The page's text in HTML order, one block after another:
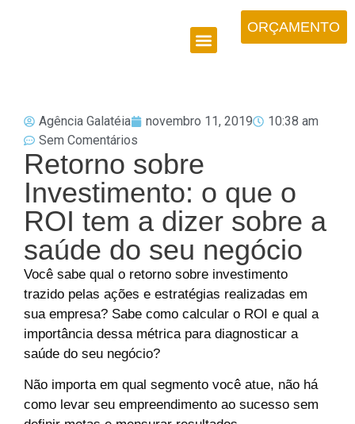
ORÇAMENTO
Agência Galatéia novembro 11, 2019
10:38 am
Sem Comentários
Retorno sobre
Investimento: o que o
ROI tem a dizer sobre a
saúde do seu negócio
Você sabe qual o retorno sobre investimento
trazido pelas ações e estratégias realizadas em
sua empresa? Sabe como calcular o ROI e qual a
importância dessa métrica para diagnosticar a
saúde do seu negócio?
Não importa em qual segmento você atue, não há
como levar seu empreendimento ao sucesso sem